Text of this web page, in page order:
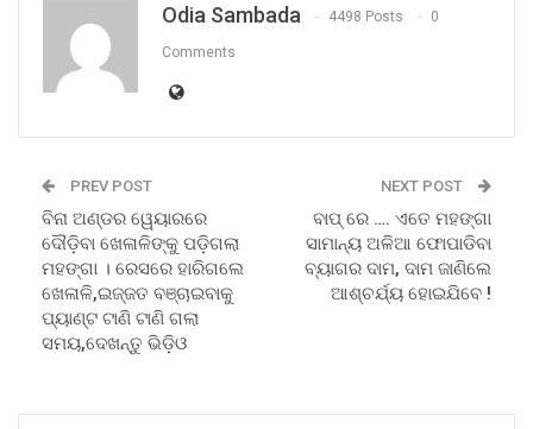
Odia Sambada 4498 Posts 0
Comments
PREV POST
ବିନା ଅଣ୍ଡର ୱେୟାରରେ
ଦୌଡ଼ିବା ଖେଳାଳିଙ୍କୁ ପଡ଼ିଗଲା
ମହଙ୍ଗା । ରେସରେ ହାରିଗଲେ
ଖେଳାଳି,ଇଜ୍ଜତ ବଞ୍ଚାଇବାକୁ
ପ୍ୟାଣ୍ଟ ଟାଣି ଟାଣି ଗଲା
ସମୟ,ଦେଖନ୍ତୁ ଭିଡ଼ିଓ
NEXT POST
ବାପ୍ ରେ …. ଏତେ ମହଙ୍ଗା
ସାମାନ୍ୟ ଅଳିଆ ଫୋପାଡିବା
ବ୍ୟାଗର ଦାମ, ଦାମ ଜାଣିଲେ
ଆଶ୍ଚର୍ଯ୍ୟ ହୋଇଯିବେ !